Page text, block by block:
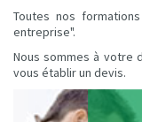
Toutes nos
entreprise".
Nous sommes à votre
vous établir un devis.